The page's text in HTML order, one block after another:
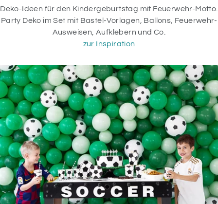
Deko-Ideen für den Kindergeburtstag mit Feuerwehr-Motto.
Party Deko im Set mit Bastel-Vorlagen, Ballons, Feuerwehr-
Ausweisen, Aufklebern und Co.
zur Inspiration